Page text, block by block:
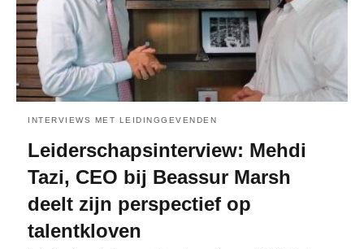
INTERVIEWS MET LEIDINGGEVENDEN
Leiderschapsinterview: Mehdi
Tazi, CEO bij Beassur Marsh
deelt zijn perspectief op
talentkloven